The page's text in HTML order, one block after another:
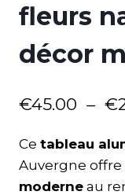
fleurs
décor
€45.00 – €
Ce tableau
Auvergne offre
moderne au